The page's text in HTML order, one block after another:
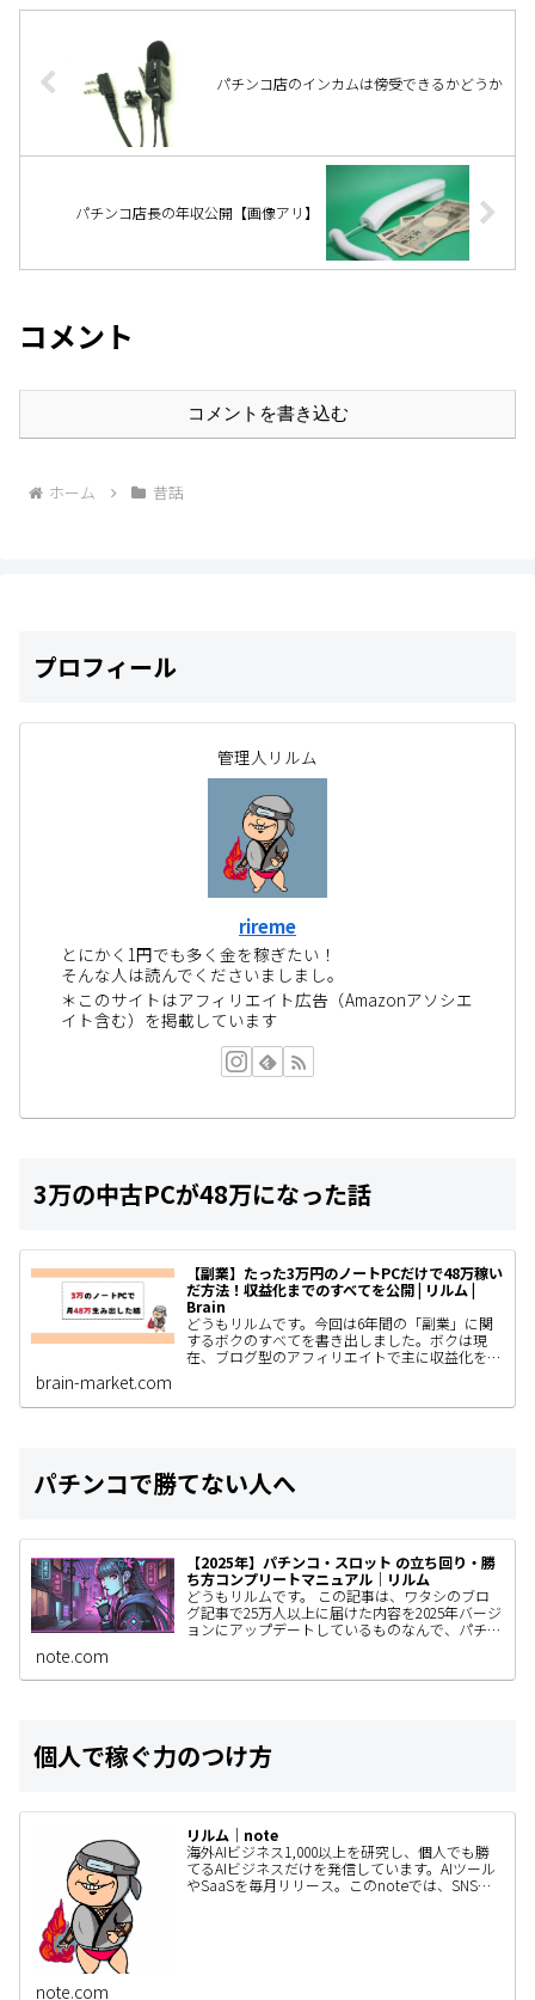
パチンコ店のインカムは傍受できるかどうか
パチンコ店長の年収公開【画像アリ】
コメント
コメントを書き込む
ホーム 昔話
プロフィール
管理人リルム
rireme
とにかく1円でも多く金を稼ぎたい！
そんな人は読んでくださいましまし。
＊このサイトはアフィリエイト広告（Amazonアソシエ
イト含む）を掲載しています
3万の中古PCが48万になった話
【副業】たった3万円のノートPCだけで48万稼い
だ方法！収益化までのすべてを公開 | リルム |
Brain
どうもリルムです。今回は6年間の「副業」に関
するボクのすべてを書き出しました。ボクは現
在、ブログ型のアフィリエイトで主に収益化をし
brain-market.com
パチンコで勝てない人へ
【2025年】パチンコ・スロット の立ち回り・勝
ち方コンプリートマニュアル｜リルム
どうもリルムです。 この記事は、ワタシのブロ
グ記事で25万人以上に届けた内容を2025年バージ
ョンにアップデートしているものなんで、パチン
note.com
個人で稼ぐ力のつけ方
リルム｜note
海外AIビジネス1,000以上を研究し、個人でも勝
てるAIビジネスだけを発信しています。AIツール
やSaaSを毎月リリース。このnoteでは、SNSで
note.com